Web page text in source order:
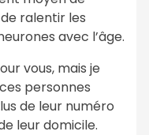
ralentir les
avec l’âge.
vous, mais je
personnes
de leur numéro
leur domicile.